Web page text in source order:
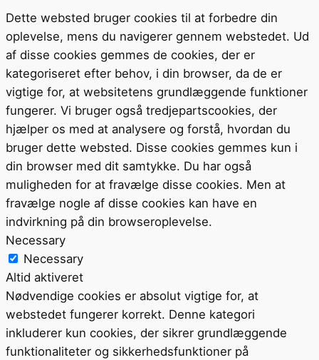
Dette websted bruger cookies til at forbedre din
oplevelse, mens du navigerer gennem webstedet. Ud
af disse cookies gemmes de cookies, der er
kategoriseret efter behov, i din browser, da de er
vigtige for, at websitetens grundlæggende funktioner
fungerer. Vi bruger også tredjepartscookies, der
hjælper os med at analysere og forstå, hvordan du
bruger dette websted. Disse cookies gemmes kun i
din browser med dit samtykke. Du har også
muligheden for at fravælge disse cookies. Men at
fravælge nogle af disse cookies kan have en
indvirkning på din browseroplevelse.
Necessary
Necessary
Altid aktiveret
Nødvendige cookies er absolut vigtige for, at
webstedet fungerer korrekt. Denne kategori
inkluderer kun cookies, der sikrer grundlæggende
funktionaliteter og sikkerhedsfunktioner på